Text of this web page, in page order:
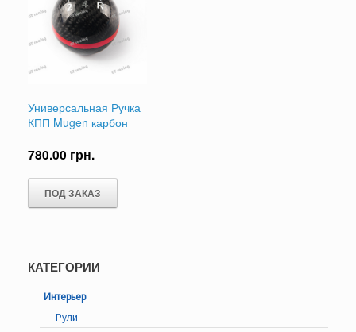
Универсальная Ручка
КПП Mugen карбон
780.00 грн.
ПОД ЗАКАЗ
КАТЕГОРИИ
Интерьер
Рули